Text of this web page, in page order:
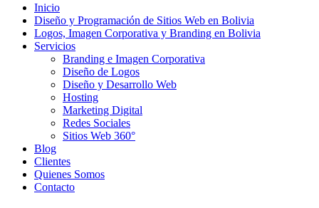
Inicio
Diseño y Programación de Sitios Web en Bolivia
Logos, Imagen Corporativa y Branding en Bolivia
Servicios
Branding e Imagen Corporativa
Diseño de Logos
Diseño y Desarrollo Web
Hosting
Marketing Digital
Redes Sociales
Sitios Web 360°
Blog
Clientes
Quienes Somos
Contacto